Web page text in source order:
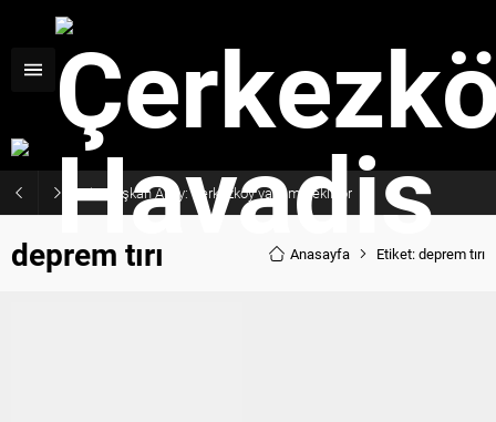
Başkan Akay: Çerkezköy yatırım bekliyor
deprem tırı Anasayfa Etiket: deprem tırı